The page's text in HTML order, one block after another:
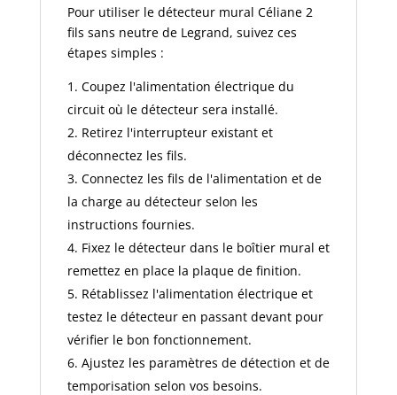
Pour utiliser le détecteur mural Céliane 2
fils sans neutre de Legrand, suivez ces
étapes simples :
Coupez l'alimentation électrique du
circuit où le détecteur sera installé.
Retirez l'interrupteur existant et
déconnectez les fils.
Connectez les fils de l'alimentation et de
la charge au détecteur selon les
instructions fournies.
Fixez le détecteur dans le boîtier mural et
remettez en place la plaque de finition.
Rétablissez l'alimentation électrique et
testez le détecteur en passant devant pour
vérifier le bon fonctionnement.
Ajustez les paramètres de détection et de
temporisation selon vos besoins.